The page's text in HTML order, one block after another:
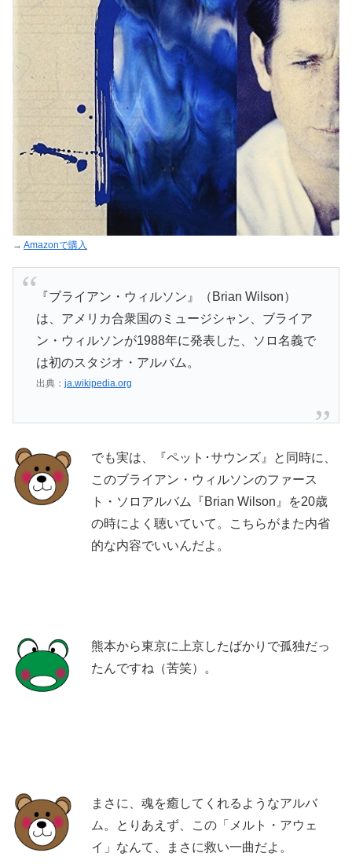
→ Amazonで購入
『ブライアン・ウィルソン』（Brian Wilson）
は、アメリカ合衆国のミュージシャン、ブライア
ン・ウィルソンが1988年に発表した、ソロ名義で
は初のスタジオ・アルバム。
出典： ja.wikipedia.org
でも実は、『ペット･サウンズ』と同時に、
このブライアン・ウィルソンのファース
ト・ソロアルバム『Brian Wilson』を20歳
の時によく聴いていて。こちらがまた内省
的な内容でいいんだよ。
熊本から東京に上京したばかりで孤独だっ
たんですね（苦笑）。
まさに、魂を癒してくれるようなアルバ
ム。とりあえず、この「メルト・アウェ
イ」なんて、まさに救い一曲だよ。